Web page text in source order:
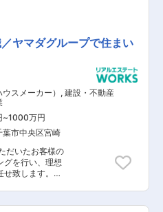
ヤマダグループで住まい
スメーカー） , 建設・不動産
~1000万円
葉市中央区宮崎
だいたお客様の
グを行い、理想
致します。土